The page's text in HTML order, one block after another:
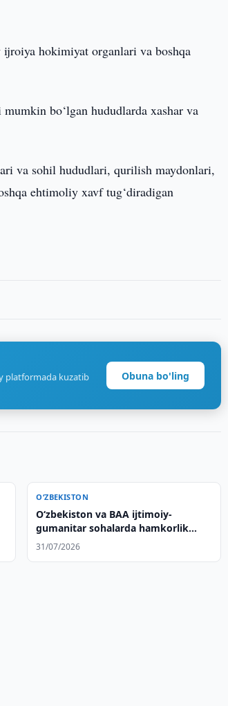
hokimiyat organlari va boshqa
bo‘lgan hududlarda xashar va
va sohil hududlari, qurilish maydonlari,
ehtimoliy xavf tug‘diradigan
platformada kuzatib
Obuna bo'ling
O‘ZBEKISTON
O‘zbekiston va BAA ijtimoiy-
gumanitar sohalarda hamkorlik
loyihalarini amalga oshirishga
31/07/2026